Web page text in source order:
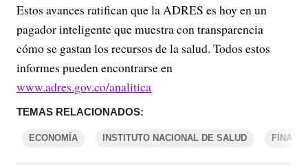
Estos avances ratifican que la ADRES es hoy en un
pagador inteligente que muestra con transparencia
cómo se gastan los recursos de la salud. Todos estos
informes pueden encontrarse en
www.adres.gov.co/analitica
TEMAS RELACIONADOS:
ECONOMÍA INSTITUTO NACIONAL DE SALUD